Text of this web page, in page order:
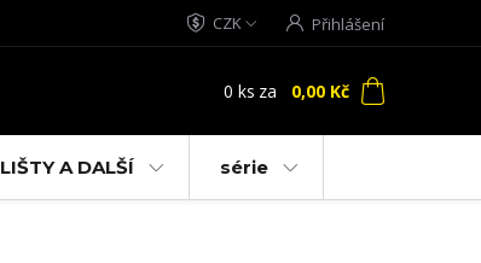
CZK Přihlášení
0 ks za 0,00 Kč
LIŠTY A DALŠÍ série